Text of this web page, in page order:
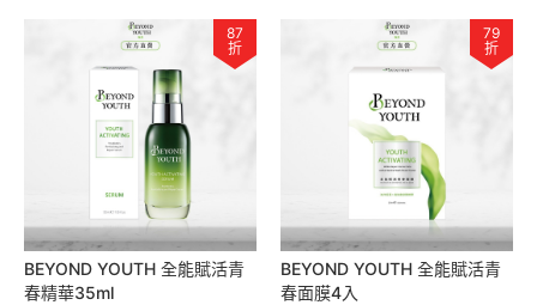
87
折
BEYOND YOUTH 全能賦活青
春精華35ml
79
折
BEYOND YOUTH 全能賦活青
春面膜4入